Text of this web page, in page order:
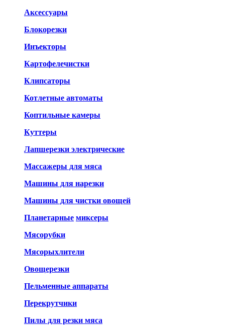
Аксессуары
Блокорезки
Инъекторы
Картофелечистки
Клипсаторы
Котлетные автоматы
Коптильные камеры
Куттеры
Лапшерезки электрические
Массажеры для мяса
Машины для нарезки
Машины для чистки овощей
Планетарные миксеры
Мясорубки
Мясорыхлители
Овощерезки
Пельменные аппараты
Перекрутчики
Пилы для резки мяса